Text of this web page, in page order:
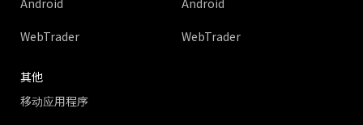
Android
WebTrader
Android
WebTrader
其他
移动应用程序